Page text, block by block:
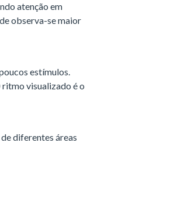
atenção em
observa-se maior
estímulos.
ritmo visualizado é o
diferentes áreas